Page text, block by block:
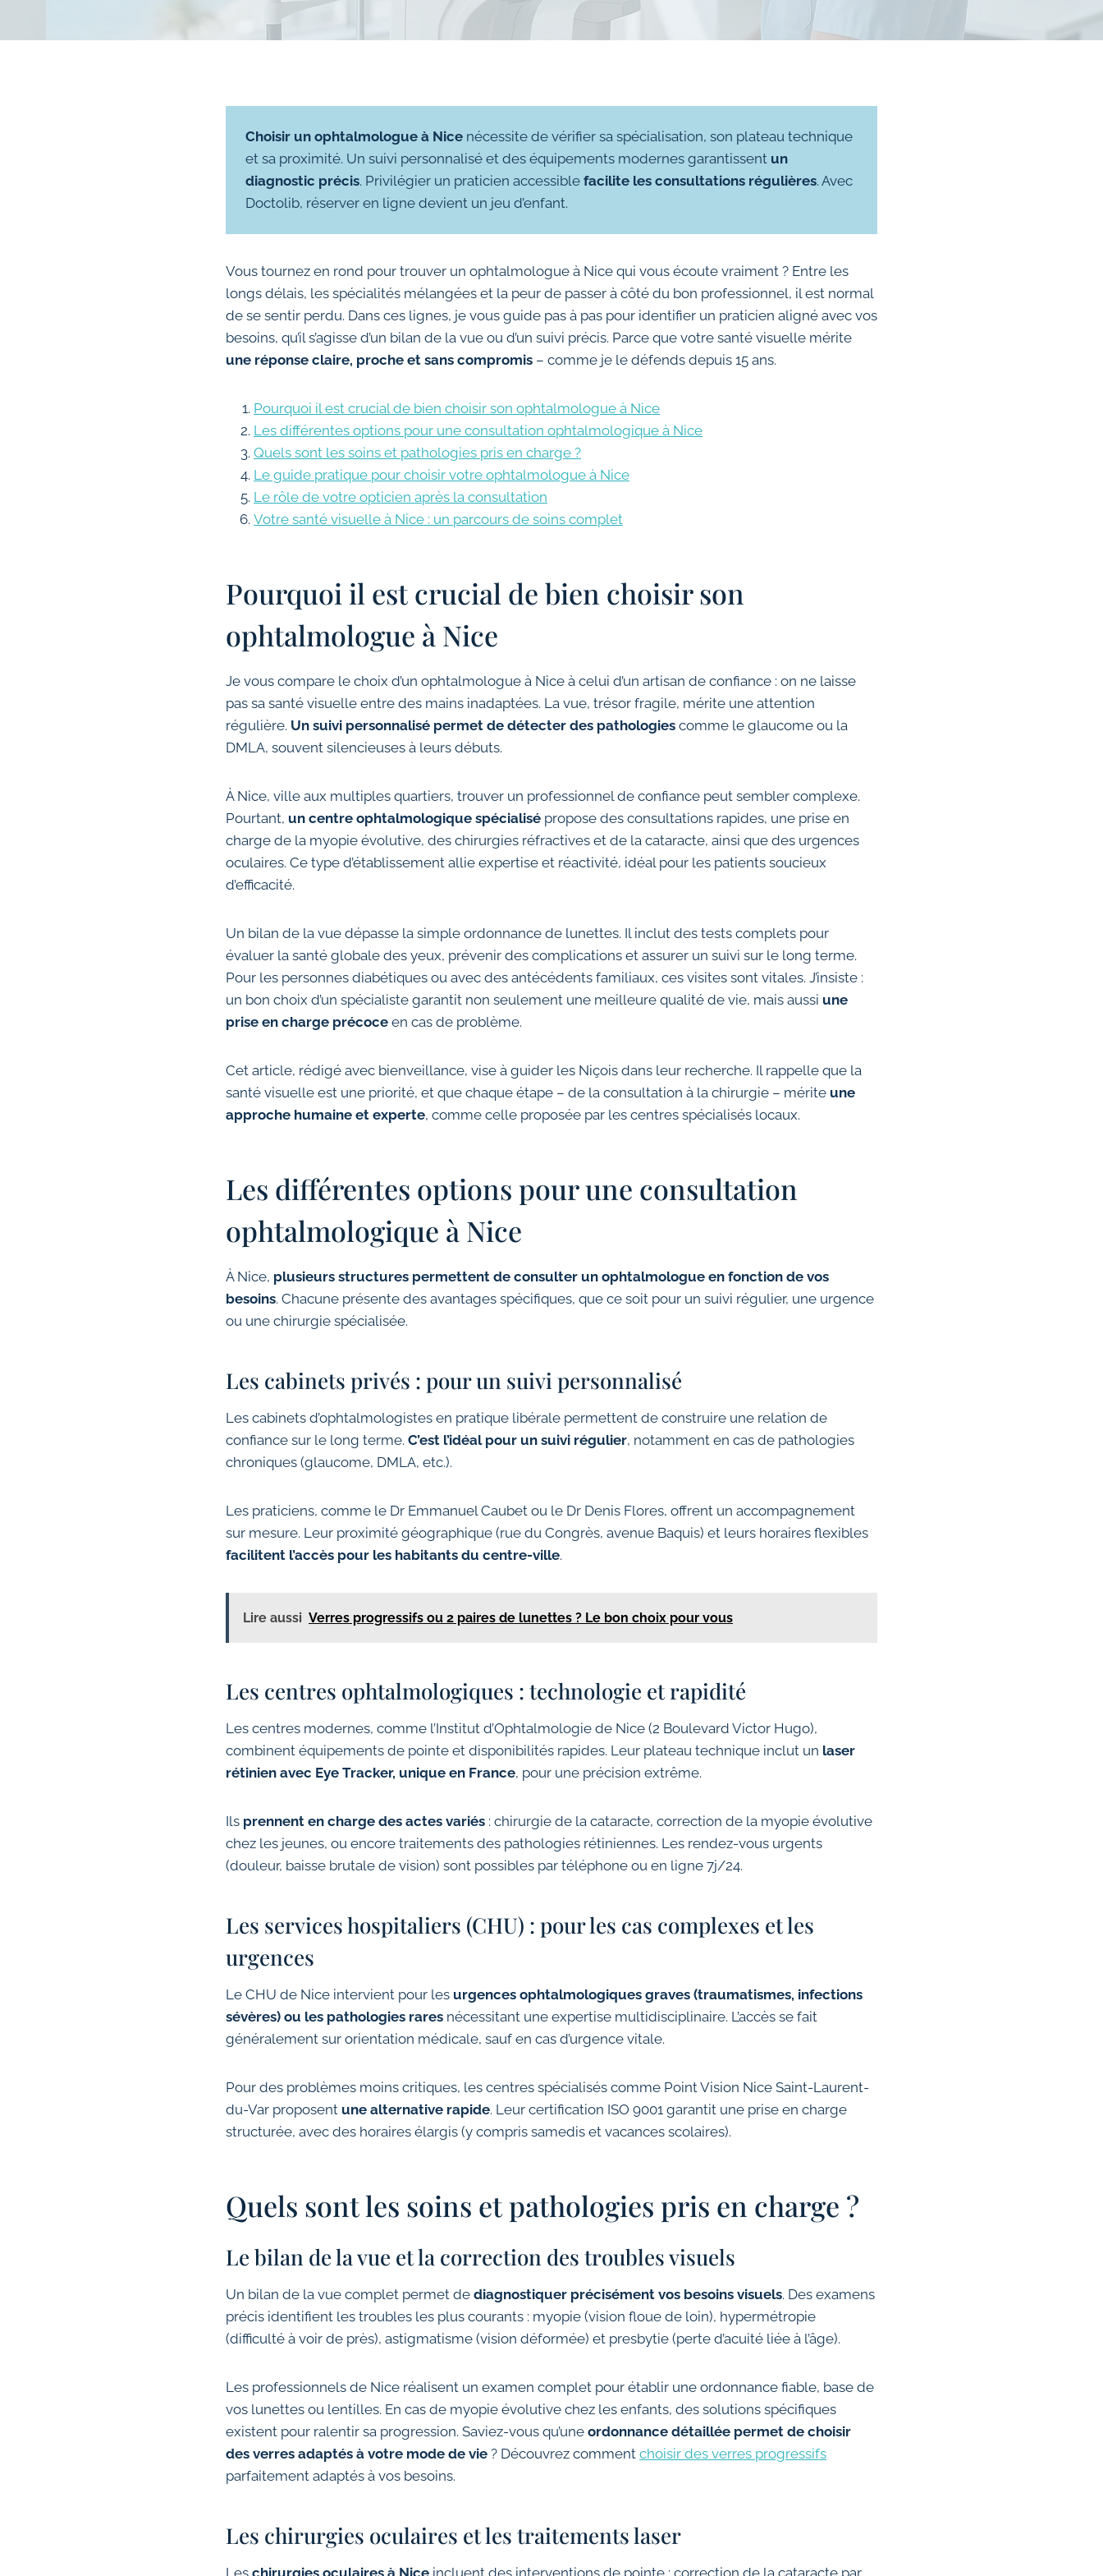
Choisir un ophtalmologue à Nice nécessite de vérifier sa spécialisation, son plateau technique
et sa proximité. Un suivi personnalisé et des équipements modernes garantissent un
diagnostic précis. Privilégier un praticien accessible facilite les consultations régulières. Avec
Doctolib, réserver en ligne devient un jeu d’enfant.
Vous tournez en rond pour trouver un ophtalmologue à Nice qui vous écoute vraiment ? Entre les
longs délais, les spécialités mélangées et la peur de passer à côté du bon professionnel, il est normal
de se sentir perdu. Dans ces lignes, je vous guide pas à pas pour identifier un praticien aligné avec vos
besoins, qu’il s’agisse d’un bilan de la vue ou d’un suivi précis. Parce que votre santé visuelle mérite
une réponse claire, proche et sans compromis – comme je le défends depuis 15 ans.
Pourquoi il est crucial de bien choisir son ophtalmologue à Nice
Les différentes options pour une consultation ophtalmologique à Nice
Quels sont les soins et pathologies pris en charge ?
Le guide pratique pour choisir votre ophtalmologue à Nice
Le rôle de votre opticien après la consultation
Votre santé visuelle à Nice : un parcours de soins complet
Pourquoi il est crucial de bien choisir son
ophtalmologue à Nice
Je vous compare le choix d’un ophtalmologue à Nice à celui d’un artisan de confiance : on ne laisse
pas sa santé visuelle entre des mains inadaptées. La vue, trésor fragile, mérite une attention
régulière. Un suivi personnalisé permet de détecter des pathologies comme le glaucome ou la
DMLA, souvent silencieuses à leurs débuts.
À Nice, ville aux multiples quartiers, trouver un professionnel de confiance peut sembler complexe.
Pourtant, un centre ophtalmologique spécialisé propose des consultations rapides, une prise en
charge de la myopie évolutive, des chirurgies réfractives et de la cataracte, ainsi que des urgences
oculaires. Ce type d’établissement allie expertise et réactivité, idéal pour les patients soucieux
d’efficacité.
Un bilan de la vue dépasse la simple ordonnance de lunettes. Il inclut des tests complets pour
évaluer la santé globale des yeux, prévenir des complications et assurer un suivi sur le long terme.
Pour les personnes diabétiques ou avec des antécédents familiaux, ces visites sont vitales. J’insiste :
un bon choix d’un spécialiste garantit non seulement une meilleure qualité de vie, mais aussi une
prise en charge précoce en cas de problème.
Cet article, rédigé avec bienveillance, vise à guider les Niçois dans leur recherche. Il rappelle que la
santé visuelle est une priorité, et que chaque étape – de la consultation à la chirurgie – mérite une
approche humaine et experte, comme celle proposée par les centres spécialisés locaux.
Les différentes options pour une consultation
ophtalmologique à Nice
À Nice, plusieurs structures permettent de consulter un ophtalmologue en fonction de vos
besoins. Chacune présente des avantages spécifiques, que ce soit pour un suivi régulier, une urgence
ou une chirurgie spécialisée.
Les cabinets privés : pour un suivi personnalisé
Les cabinets d’ophtalmologistes en pratique libérale permettent de construire une relation de
confiance sur le long terme. C’est l’idéal pour un suivi régulier, notamment en cas de pathologies
chroniques (glaucome, DMLA, etc.).
Les praticiens, comme le Dr Emmanuel Caubet ou le Dr Denis Flores, offrent un accompagnement
sur mesure. Leur proximité géographique (rue du Congrès, avenue Baquis) et leurs horaires flexibles
facilitent l’accès pour les habitants du centre-ville.
Lire aussi Verres progressifs ou 2 paires de lunettes ? Le bon choix pour vous
Les centres ophtalmologiques : technologie et rapidité
Les centres modernes, comme l’Institut d’Ophtalmologie de Nice (2 Boulevard Victor Hugo),
combinent équipements de pointe et disponibilités rapides. Leur plateau technique inclut un laser
rétinien avec Eye Tracker, unique en France, pour une précision extrême.
Ils prennent en charge des actes variés : chirurgie de la cataracte, correction de la myopie évolutive
chez les jeunes, ou encore traitements des pathologies rétiniennes. Les rendez-vous urgents
(douleur, baisse brutale de vision) sont possibles par téléphone ou en ligne 7j/24.
Les services hospitaliers (CHU) : pour les cas complexes et les
urgences
Le CHU de Nice intervient pour les urgences ophtalmologiques graves (traumatismes, infections
sévères) ou les pathologies rares nécessitant une expertise multidisciplinaire. L’accès se fait
généralement sur orientation médicale, sauf en cas d’urgence vitale.
Pour des problèmes moins critiques, les centres spécialisés comme Point Vision Nice Saint-Laurent-
du-Var proposent une alternative rapide. Leur certification ISO 9001 garantit une prise en charge
structurée, avec des horaires élargis (y compris samedis et vacances scolaires).
Quels sont les soins et pathologies pris en charge ?
Le bilan de la vue et la correction des troubles visuels
Un bilan de la vue complet permet de diagnostiquer précisément vos besoins visuels. Des examens
précis identifient les troubles les plus courants : myopie (vision floue de loin), hypermétropie
(difficulté à voir de près), astigmatisme (vision déformée) et presbytie (perte d’acuité liée à l’âge).
Les professionnels de Nice réalisent un examen complet pour établir une ordonnance fiable, base de
vos lunettes ou lentilles. En cas de myopie évolutive chez les enfants, des solutions spécifiques
existent pour ralentir sa progression. Saviez-vous qu’une ordonnance détaillée permet de choisir
des verres adaptés à votre mode de vie ? Découvrez comment choisir des verres progressifs
parfaitement adaptés à vos besoins.
Les chirurgies oculaires et les traitements laser